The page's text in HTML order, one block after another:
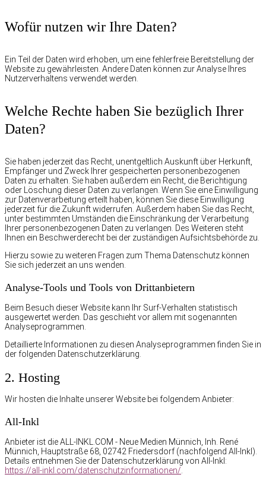
Wofür nutzen wir Ihre Daten?
Ein Teil der Daten wird erhoben, um eine fehlerfreie Bereitstellung der
Website zu gewährleisten. Andere Daten können zur Analyse Ihres
Nutzerverhaltens verwendet werden.
Welche Rechte haben Sie bezüglich Ihrer
Daten?
Sie haben jederzeit das Recht, unentgeltlich Auskunft über Herkunft,
Empfänger und Zweck Ihrer gespeicherten personenbezogenen
Daten zu erhalten. Sie haben außerdem ein Recht, die Berichtigung
oder Löschung dieser Daten zu verlangen. Wenn Sie eine Einwilligung
zur Datenverarbeitung erteilt haben, können Sie diese Einwilligung
jederzeit für die Zukunft widerrufen. Außerdem haben Sie das Recht,
unter bestimmten Umständen die Einschränkung der Verarbeitung
Ihrer personenbezogenen Daten zu verlangen. Des Weiteren steht
Ihnen ein Beschwerderecht bei der zuständigen Aufsichtsbehörde zu.
Hierzu sowie zu weiteren Fragen zum Thema Datenschutz können
Sie sich jederzeit an uns wenden.
Analyse-Tools und Tools von Dritt­anbietern
Beim Besuch dieser Website kann Ihr Surf-Verhalten statistisch
ausgewertet werden. Das geschieht vor allem mit sogenannten
Analyseprogrammen.
Detaillierte Informationen zu diesen Analyseprogrammen finden Sie in
der folgenden Datenschutzerklärung.
2. Hosting
Wir hosten die Inhalte unserer Website bei folgendem Anbieter:
All-Inkl
Anbieter ist die ALL-INKL.COM - Neue Medien Münnich, Inh. René
Münnich, Hauptstraße 68, 02742 Friedersdorf (nachfolgend All-Inkl).
Details entnehmen Sie der Datenschutzerklärung von All-Inkl:
https://all-inkl.com/datenschutzinformationen/